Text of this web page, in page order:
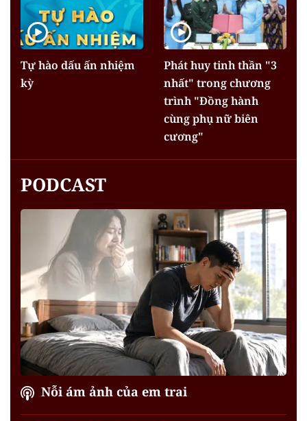
Tự hào dấu ấn nhiệm
kỳ
Phát huy tinh thần "3
nhất" trong chương
trình "Đồng hành
cùng phụ nữ biên
cương"
PODCAST
Nỗi ám ảnh của em trai